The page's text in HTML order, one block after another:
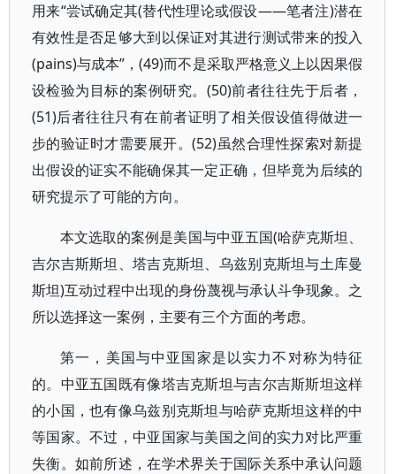
用来“尝试确定其(替代性理论或假设——笔者注)潜在
有效性是否足够大到以保证对其进行测试带来的投入
(pains)与成本”，(49)而不是采取严格意义上以因果假
设检验为目标的案例研究。(50)前者往往先于后者，
(51)后者往往只有在前者证明了相关假设值得做进一
步的验证时才需要展开。(52)虽然合理性探索对新提
出假设的证实不能确保其一定正确，但毕竟为后续的
研究提示了可能的方向。
本文选取的案例是美国与中亚五国(哈萨克斯坦、
吉尔吉斯斯坦、塔吉克斯坦、乌兹别克斯坦与土库曼
斯坦)互动过程中出现的身份蔑视与承认斗争现象。之
所以选择这一案例，主要有三个方面的考虑。
第一，美国与中亚国家是以实力不对称为特征
的。中亚五国既有像塔吉克斯坦与吉尔吉斯斯坦这样
的小国，也有像乌兹别克斯坦与哈萨克斯坦这样的中
等国家。不过，中亚国家与美国之间的实力对比严重
失衡。如前所述，在学术界关于国际关系中承认问题